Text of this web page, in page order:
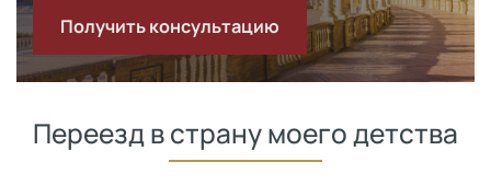
Получить консультацию
Переезд в страну моего детства